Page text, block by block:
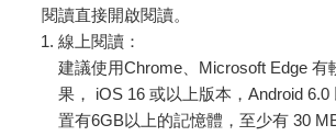
閱讀直接開啟閱讀。
線上閱讀：
建議使用Chrome、Microsoft Edge 有
果， iOS 16 或以上版本，Android
置有6GB以上的記憶體，至少有 30